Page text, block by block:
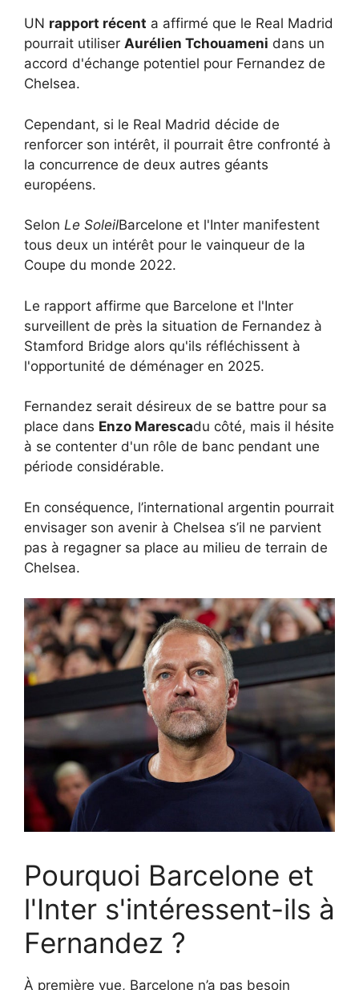
UN rapport récent a affirmé que le Real Madrid
pourrait utiliser Aurélien Tchouameni dans un
accord d'échange potentiel pour Fernandez de
Chelsea.
Cependant, si le Real Madrid décide de
renforcer son intérêt, il pourrait être confronté à
la concurrence de deux autres géants
européens.
Selon Le SoleilBarcelone et l'Inter manifestent
tous deux un intérêt pour le vainqueur de la
Coupe du monde 2022.
Le rapport affirme que Barcelone et l'Inter
surveillent de près la situation de Fernandez à
Stamford Bridge alors qu'ils réfléchissent à
l'opportunité de déménager en 2025.
Fernandez serait désireux de se battre pour sa
place dans Enzo Marescadu côté, mais il hésite
à se contenter d'un rôle de banc pendant une
période considérable.
En conséquence, l’international argentin pourrait
envisager son avenir à Chelsea s’il ne parvient
pas à regagner sa place au milieu de terrain de
Chelsea.
Pourquoi Barcelone et
l'Inter s'intéressent-ils à
Fernandez ?
À première vue, Barcelone n’a pas besoin